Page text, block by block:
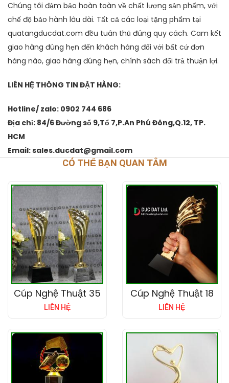
Chúng tôi đảm bảo hoàn toàn về chất lượng sản phẩm, với
chế độ bảo hành lâu dài. Tất cả các loại tặng phẩm tại
quatangducdat.com đều tuân thủ đúng quy cách. Cam kết
giao hàng đúng hẹn đến khách hàng đối với bất cứ đơn
hàng nào, giao hàng đúng hẹn, chính sách đổi trả thuận lợi.
LIÊN HỆ THÔNG TIN ĐẶT HÀNG:
Hotline/ zalo: 0902 744 686
Địa chỉ: 84/6 Đường số 9,Tổ 7,P.An Phú Đông,Q.12, TP.
HCM
Email: sales.ducdat@gmail.com
CÓ THỂ BẠN QUAN TÂM
Cúp Nghệ Thuật 35
LIÊN HỆ
Cúp Nghệ Thuật 18
LIÊN HỆ